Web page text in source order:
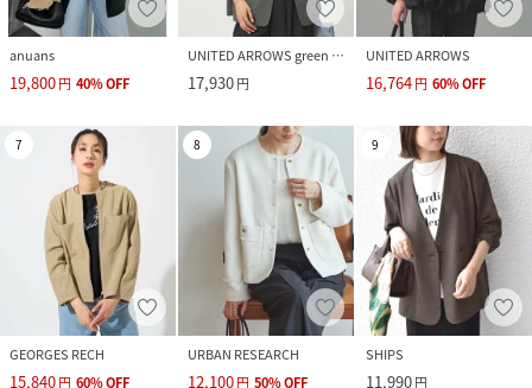
anuans
19,800円 40%OFF
UNITED ARROWS green label relaxing
17,930円
UNITED ARROWS
16,764円 60%OFF
7
GEORGES RECH
15,840円 60%OFF
8
URBAN RESEARCH
12,100円 50%OFF
9
SHIPS
11,990円